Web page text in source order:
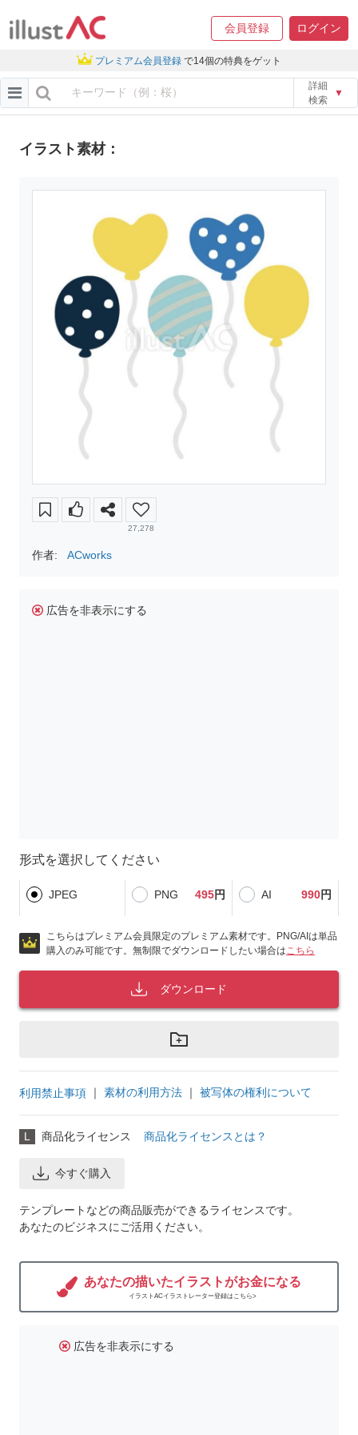
会員登録 ログイン
プレミアム会員登録 で14個の特典をゲット
詳細
検索
▼
イラスト素材：
27,278
作者: ACworks
広告を非表示にする
形式を選択してください
JPEG PNG 495円 AI 990円
こちらはプレミアム会員限定のプレミアム素材です。PNG/AIは単品
購入のみ可能です。無制限でダウンロードしたい場合はこちら
ダウンロード
利用禁止事項 ｜ 素材の利用方法 ｜ 被写体の権利について
L 商品化ライセンス 商品化ライセンスとは？
今すぐ購入
テンプレートなどの商品販売ができるライセンスです。
あなたのビジネスにご活用ください。
あなたの描いたイラストがお金になる
イラストACイラストレーター登録はこちら>
広告を非表示にする